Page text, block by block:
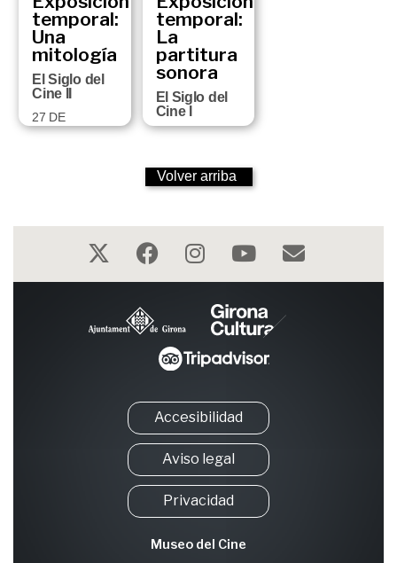
temporal:
Una
mitología
El Siglo del
Cine II
27 DE
OCTUBRE DE
temporal:
La
partitura
sonora
El Siglo del
Cine I
1 DE
OCTUBRE DE
1998
Volver arriba
Accesibilidad
Aviso legal
Privacidad
Museo del Cine